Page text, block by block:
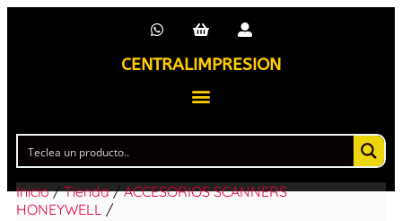
CENTRALIMPRESION
Inicio/Tienda/ACCESORIOS SCANNERS
HONEYWELL /